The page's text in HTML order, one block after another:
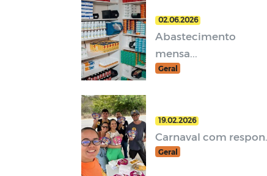
02.06.2026
Abastecimento
mensa...
Geral
19.02.2026
Carnaval com respon...
Geral